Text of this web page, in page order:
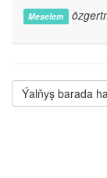
Meselem
Ýalňyş barada